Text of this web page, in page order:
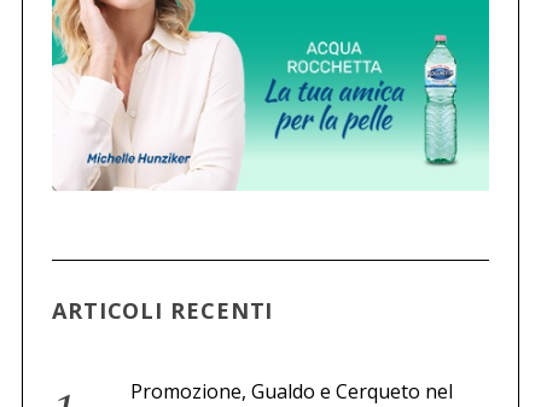
ARTICOLI RECENTI
Promozione, Gualdo e Cerqueto nel